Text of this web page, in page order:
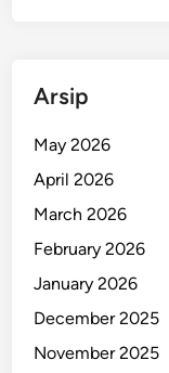
Arsip
May 2026
April 2026
March 2026
February 2026
January 2026
December 2025
November 2025